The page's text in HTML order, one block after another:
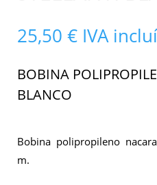
25,50 € IVA
BOBINA
BLANCO
Bobina polipropileno
m.